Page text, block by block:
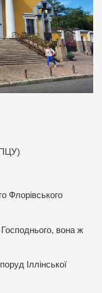
Флорівського
вона ж
Іллінської